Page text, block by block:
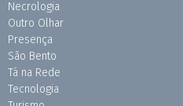
Necrologia
Outro Olhar
Presença
São Bento
Tá na Rede
Tecnologia